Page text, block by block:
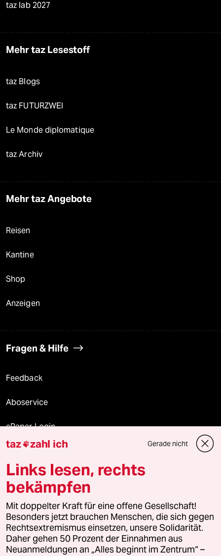
taz lab 2027
Mehr taz Lesestoff
taz Blogs
taz FUTURZWEI
Le Monde diplomatique
taz Archiv
Mehr taz Angebote
Reisen
Kantine
Shop
Anzeigen
Fragen & Hilfe
Feedback
Aboservice
ePaper Login
Downloads für Abonnierende
© 2026 taz Verlags und Vertriebs GmbH
Alle Rechte vorbehalten. Bei rechtlichen Fragen oder für Genehmigungen
wenden Sie sich bitte an lizenzen@taz.de
Feedback Redaktionsstatut Kommune-Richtlinien
taz zahl ich Gerade nicht
Links lesen, rechts
bekämpfen
Mit doppelter Kraft für eine offene Gesellschaft!
Besonders jetzt brauchen Menschen, die sich gegen
Rechtsextremismus einsetzen, unsere Solidarität.
Daher gehen 50 Prozent der Einnahmen aus
Neuanmeldungen an „Alles beginnt im Zentrum“ –